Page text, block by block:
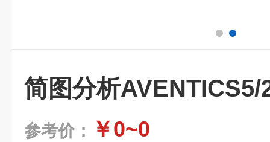
简图分析AVENTICS5/
参考价： ￥0~0